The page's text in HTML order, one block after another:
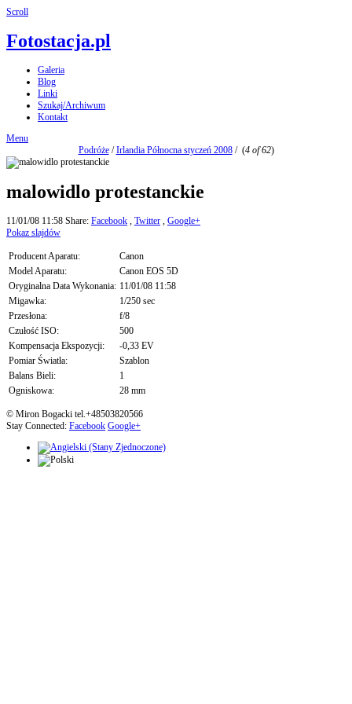
Scroll
Fotostacja.pl
Galeria
Blog
Linki
Szukaj/Archiwum
Kontakt
Menu
Podróże/Irlandia Północna styczeń 2008/ (4 of 62)
malowidlo protestanckie
11/01/08 11:58 Share: Facebook , Twitter , Google+
Pokaz slajdów
Producent Aparatu:
Canon
Model Aparatu:
Canon EOS 5D
Oryginalna Data Wykonania: 11/01/08 11:58
Migawka:
1/250 sec
Przesłona:
f/8
Czułość ISO:
500
Kompensacja Ekspozycji:
-0,33 EV
Pomiar Światła:
Szablon
Balans Bieli:
1
Ogniskowa:
28 mm
© Miron Bogacki tel.+48503820566
Stay Connected: Facebook Google+